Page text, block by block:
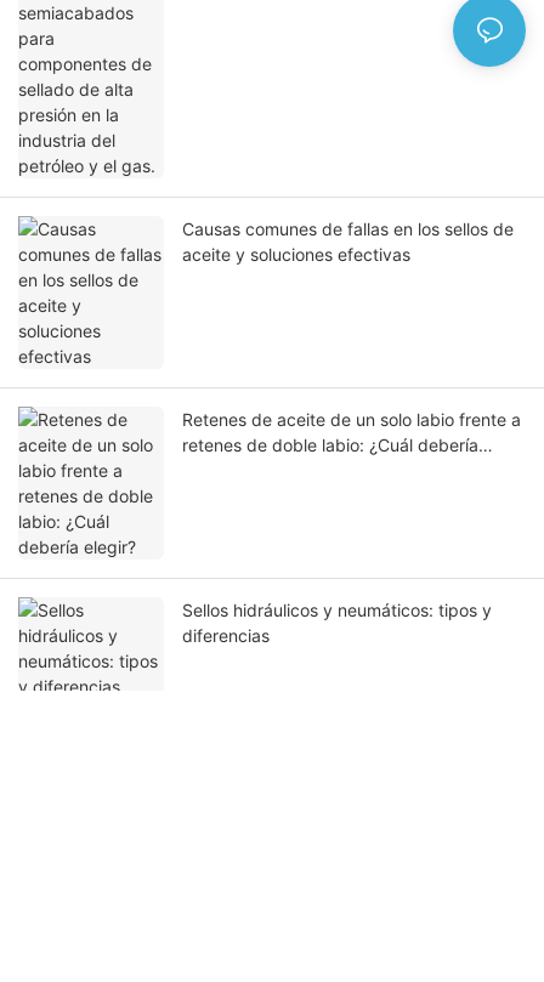
Causas comunes de fallas en los sellos de
aceite y soluciones efectivas
Retenes de aceite de un solo labio frente a
retenes de doble labio: ¿Cuál debería
Sellos hidráulicos y neumáticos: tipos y
diferencias